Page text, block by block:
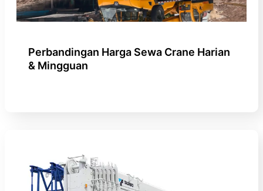
Perbandingan Harga Sewa Crane Harian
& Mingguan